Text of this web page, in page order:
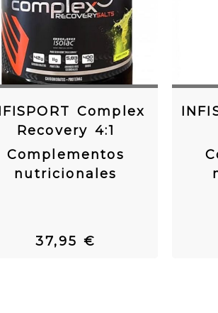
Complex
Recovery 4:1
Complementos
nutricionales
37,95 €